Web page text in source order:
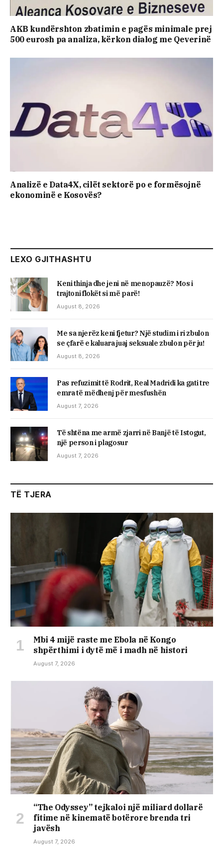
AKB kundërshton zbatimin e pagës minimale prej
500 eurosh pa analiza, kërkon dialog me Qeverinë
Analizë e Data4X, cilët sektorë po e formësojnë
ekonominë e Kosovës?
LEXO GJITHASHTU
Keni thinja dhe jeni në menopauzë? Mos i
trajtoni flokët si më parë!
August 8, 2026
Me sa njerëz keni fjetur? Një studim i ri zbulon
se çfarë e kaluara juaj seksuale zbulon për ju!
August 8, 2026
Pas refuzimit të Rodrit, Real Madridi ka gati tre
emra të mëdhenj për mesfushën
August 7, 2026
Të shtëna me armë zjarri në Banjë të Istogut,
një person i plagosur
August 7, 2026
TË TJERA
Mbi 4 mijë raste me Ebola në Kongo
shpërthimi i dytë më i madh në histori
August 7, 2026
“The Odyssey” tejkaloi një miliard dollarë
fitime në kinematë botërore brenda tri
javësh
August 7, 2026